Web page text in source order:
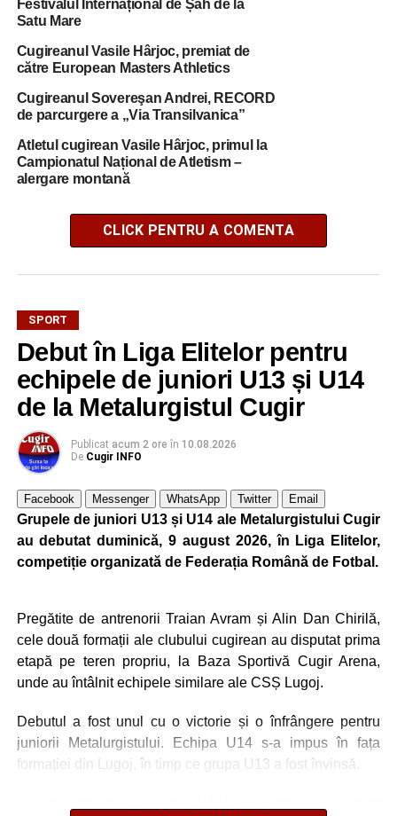
Festivalul Internațional de Șah de la
Satu Mare
Cugireanul Vasile Hârjoc, premiat de
către European Masters Athletics
Cugireanul Sovereşan Andrei, RECORD
de parcurgere a „Via Transilvanica”
Atletul cugirean Vasile Hârjoc, primul la
Campionatul Național de Atletism –
alergare montană
CLICK PENTRU A COMENTA
SPORT
Debut în Liga Elitelor pentru
echipele de juniori U13 și U14
de la Metalurgistul Cugir
Publicat acum 2 ore în 10.08.2026
De Cugir INFO
Facebook Messenger WhatsApp Twitter Email
Grupele de juniori U13 și U14 ale Metalurgistului Cugir
au debutat duminică, 9 august 2026, în Liga Elitelor,
competiție organizată de Federația Română de Fotbal.
Pregătite de antrenorii Traian Avram și Alin Dan Chirilă,
cele două formații ale clubului cugirean au disputat prima
etapă pe teren propriu, la Baza Sportivă Cugir Arena,
unde au întâlnit echipele similare ale CSȘ Lugoj.
Debutul a fost unul cu o victorie și o înfrângere pentru
juniorii Metalurgistului. Echipa U14 s-a impus în fața
formației din Lugoj, în timp ce grupa U13 a fost învinsă.